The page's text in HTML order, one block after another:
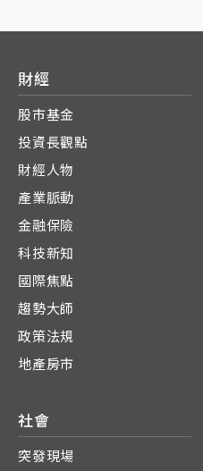
財經
股市基金
投資長觀點
財經人物
產業脈動
金融保險
科技新知
國際焦點
趨勢大師
政策法規
地產房市
社會
突發現場